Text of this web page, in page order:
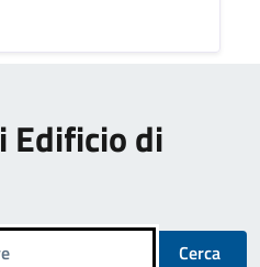
Edificio di
Cerca